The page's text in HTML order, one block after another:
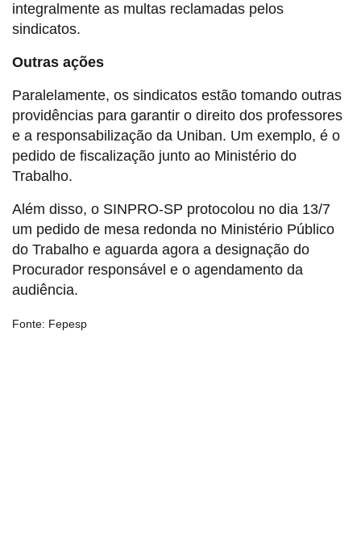
integralmente as multas reclamadas pelos
sindicatos.
Outras ações
Paralelamente, os sindicatos estão tomando outras
providências para garantir o direito dos professores
e a responsabilização da Uniban. Um exemplo, é o
pedido de fiscalização junto ao Ministério do
Trabalho.
Além disso, o SINPRO-SP protocolou no dia 13/7
um pedido de mesa redonda no Ministério Público
do Trabalho e aguarda agora a designação do
Procurador responsável e o agendamento da
audiência.
Fonte: Fepesp